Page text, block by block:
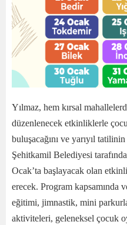
Yılmaz, hem kırsal
düzenlenecek etkinliklerle
buluşacağını ve yarıyıl
Şehitkamil Belediyesi
Ocak’ta başlayacak olan
erecek. Program kapsamında
eğitimi, jimnastik, mini
aktiviteleri, geleneksel çocuk